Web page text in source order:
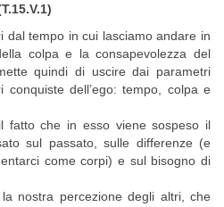
dal tempo in cui lasciamo andare in
colpa e la consapevolezza del
quindi di uscire dai parametri
dell’ego: tempo, colpa e
fatto che in esso viene sospeso il
sul passato, sulle differenze (e
come corpi) e sul bisogno di
nostra percezione degli altri, che